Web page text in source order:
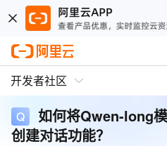
开发者社区
如何将Qwen-long
创建对话功能？